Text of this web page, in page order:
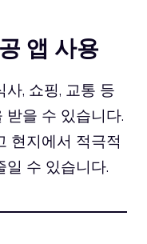
앱 사용
, 쇼핑, 교통 등
을 수 있습니다.
현지에서 적극적
일 수 있습니다.